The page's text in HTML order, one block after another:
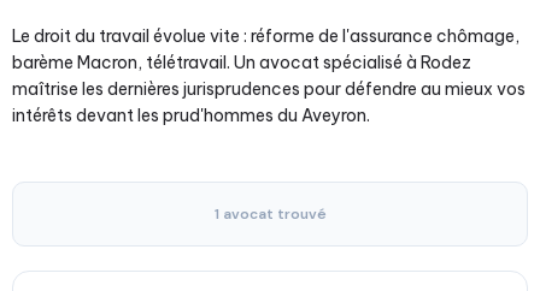
Le droit du travail évolue vite : réforme de l'assurance chômage,
barème Macron, télétravail. Un avocat spécialisé à Rodez
maîtrise les dernières jurisprudences pour défendre au mieux vos
intérêts devant les prud'hommes du Aveyron.
1 avocat trouvé